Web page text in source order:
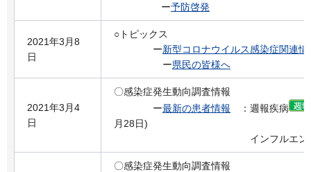
ー予防啓発
2021年3月8
日
○トピックス
ー新型コロナウイルス感染症関連情
ー県民の皆様へ
2021年3月4
日
〇感染症発生動向調査情報
ー最新の患者情報 ：週報疾病
月28日)
インフルエンザの流
〇感染症発生動向調査情報